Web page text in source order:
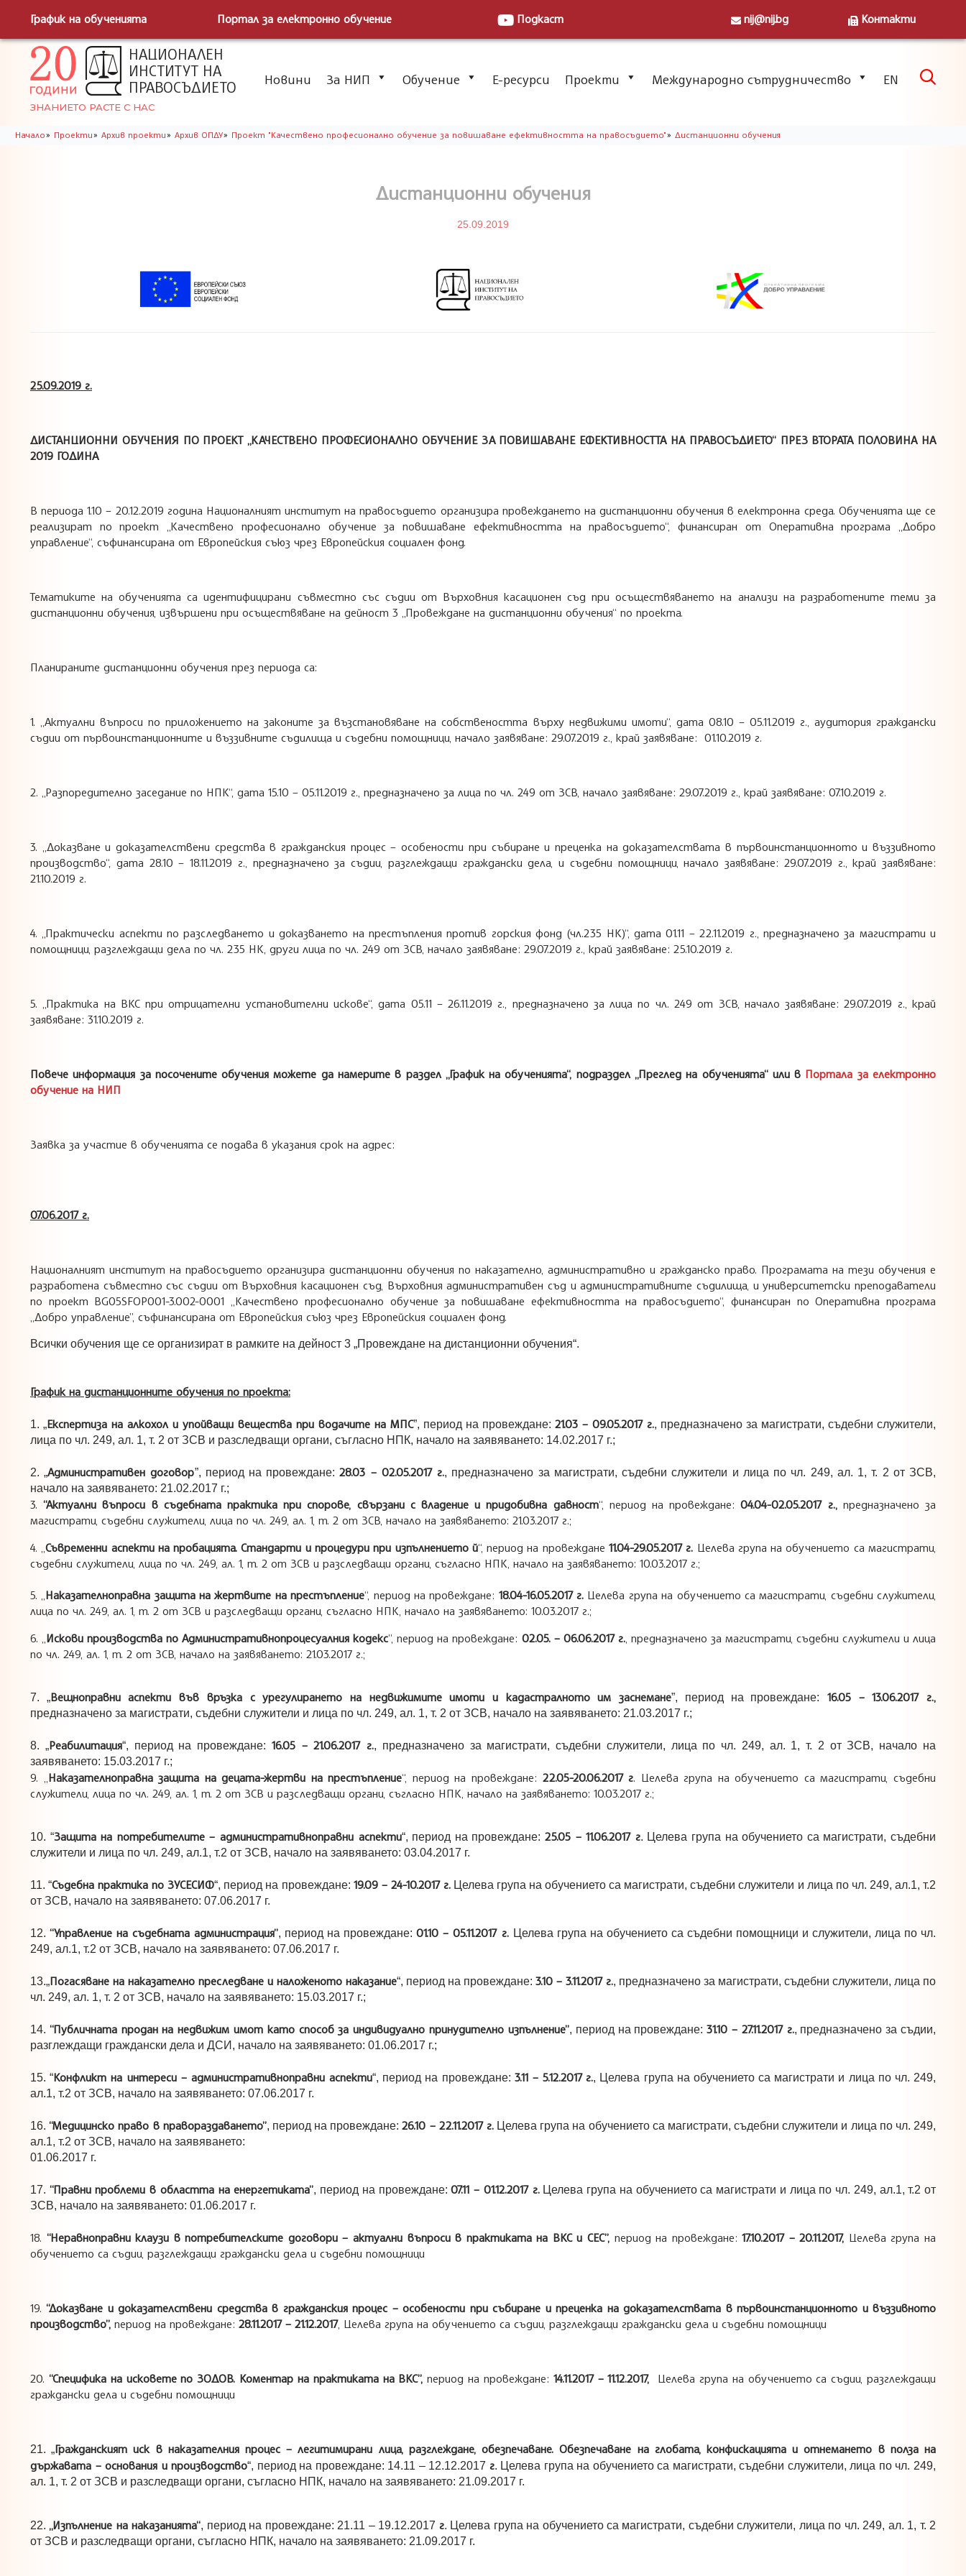
График на обученията Портал за електронно обучение Подкаст nij@nij.bg Контакти
НАЦИОНАЛЕН
ИНСТИТУТ НА
ПРАВОСЪДИЕТО
ЗНАНИЕТО РАСТЕ С НАС
Skip
Новини За НИП Обучение Е-ресурси Проекти Международно сътрудничество EN 
Начало» Проекти» Архив проекти» Архив ОПДУ» Проект "Качествено професионално обучение за повишаване ефективността на правосъдието"» Дистанционни обучения
Дистанционни обучения
25.09.2019
25.09.2019 г.
ДИСТАНЦИОННИ ОБУЧЕНИЯ ПО ПРОЕКТ „КАЧЕСТВЕНО ПРОФЕСИОНАЛНО ОБУЧЕНИЕ ЗА ПОВИШАВАНЕ ЕФЕКТИВНОСТТА НА ПРАВОСЪДИЕТО“ ПРЕЗ ВТОРАТА ПОЛОВИНА НА
2019 ГОДИНА
В периода 1.10 – 20.12.2019 година Националният институт на правосъдието организира провеждането на дистанционни обучения в електронна среда. Обученията ще се
реализират по проект „Качествено професионално обучение за повишаване ефективността на правосъдието“, финансиран от Оперативна програма „Добро
управление“, съфинансирана от Европейския съюз чрез Европейския социален фонд.
Тематиките на обученията са идентифицирани съвместно със съдии от Върховния касационен съд при осъществяването на анализи на разработените теми за
дистанционни обучения, извършени при осъществяване на дейност 3 „Провеждане на дистанционни обучения“ по проекта.
Планираните дистанционни обучения през периода са:
1. „Актуални въпроси по приложението на законите за възстановяване на собствеността върху недвижими имоти“, дата 08.10 – 05.11.2019 г., аудитория граждански
съдии от първоинстанционните и въззивните съдилища и съдебни помощници, начало заявяване: 29.07.2019 г., край заявяване: 01.10.2019 г.
2. „Разпоредително заседание по НПК“, дата 15.10 – 05.11.2019 г., предназначено за лица по чл. 249 от ЗСВ, начало заявяване: 29.07.2019 г., край заявяване: 07.10.2019 г.
3. „Доказване и доказателствени средства в гражданския процес – особености при събиране и преценка на доказателствата в първоинстанционното и въззивното
производство“, дата 28.10 – 18.11.2019 г., предназначено за съдии, разглеждащи граждански дела, и съдебни помощници, начало заявяване: 29.07.2019 г., край заявяване:
21.10.2019 г.
4. „Практически аспекти по разследването и доказването на престъпления против горския фонд (чл.235 НК)“, дата 01.11 – 22.11.2019 г., предназначено за магистрати и
помощници, разглеждащи дела по чл. 235 НК, други лица по чл. 249 от ЗСВ, начало заявяване: 29.07.2019 г., край заявяване: 25.10.2019 г.
5. „Практика на ВКС при отрицателни установителни искове“, дата 05.11 – 26.11.2019 г., предназначено за лица по чл. 249 от ЗСВ, начало заявяване: 29.07.2019 г., край
заявяване: 31.10.2019 г.
Повече информация за посочените обучения можете да намерите в раздел „График на обученията“, подраздел „Преглед на обученията“ или в Портала за електронно
обучение на НИП
Заявка за участие в обученията се подава в указания срок на адрес:
07.06.2017 г.
Националният институт на правосъдието организира дистанционни обучения по наказателно, административно и гражданско право. Програмата на тези обучения е
разработена съвместно със съдии от Върховния касационен съд, Върховния административен съд и административните съдилища, и университетски преподаватели
по проект BG05SFOP001-3.002-0001 „Качествено професионално обучение за повишаване ефективността на правосъдието“, финансиран по Оперативна програма
„Добро управление”, съфинансирана от Европейския съюз чрез Европейския социален фонд.
Всички обучения ще се организират в рамките на дейност 3 „Провеждане на дистанционни обучения“.
График на дистанционните обучения по проекта:
1. „Експертиза на алкохол и упойващи вещества при водачите на МПС”, период на провеждане: 21.03 – 09.05.2017 г., предназначено за магистрати, съдебни служители,
лица по чл. 249, ал. 1, т. 2 от ЗСВ и разследващи органи, съгласно НПК, начало на заявяването: 14.02.2017 г.;
2. „Административен договор”, период на провеждане:28.03 – 02.05.2017 г., предназначено за магистрати, съдебни служители и лица по чл. 249, ал. 1, т. 2 от ЗСВ,
начало на заявяването: 21.02.2017 г.;
3.“Актуални въпроси в съдебната практика при спорове, свързани с владение и придобивна давност“, период на провеждане:04.04-02.05.2017 г.,предназначено за
магистрати, съдебни служители, лица по чл. 249, ал. 1, т. 2 от ЗСВ, начало на заявяването: 21.03.2017 г.;
4. „Съвременни аспекти на пробацията. Стандарти и процедури при изпълнението й“, период на провеждане11.04-29.05.2017 г. Целева група на обучението са магистрати,
съдебни служители, лица по чл. 249, ал. 1, т. 2 от ЗСВ и разследващи органи, съгласно НПК, начало на заявяването: 10.03.2017 г.;
5. „ Наказателноправна защита на жертвите на престъпление“, период на провеждане: 18.04-16.05.2017 г. Целева група на обучението са магистрати, съдебни служители,
лица по чл. 249, ал. 1, т. 2 от ЗСВ и разследващи органи, съгласно НПК, начало на заявяването: 10.03.2017 г.;
6. „ Искови производства по Административнопроцесуалния кодекс”, период на провеждане: 02.05. – 06.06.2017 г., предназначено за магистрати, съдебни служители и лица
по чл. 249, ал. 1, т. 2 от ЗСВ, начало на заявяването: 21.03.2017 г.;
7. „Вещноправни аспекти във връзка с урегулирането на недвижимите имоти и кадастралното им заснемане”, период на провеждане: 16.05 – 13.06.2017 г.,
предназначено за магистрати, съдебни служители и лица по чл. 249, ал. 1, т. 2 от ЗСВ, начало на заявяването: 21.03.2017 г.;
8. „Реабилитация“, период на провеждане: 16.05 – 21.06.2017 г., предназначено за магистрати, съдебни служители, лица по чл. 249, ал. 1, т. 2 от ЗСВ, начало на
заявяването: 15.03.2017 г.;
9. „ Наказателноправна защита на децата-жертви на престъпление“, период на провеждане: 22.05-20.06.2017 г. Целева група на обучението са магистрати, съдебни
служители, лица по чл. 249, ал. 1, т. 2 от ЗСВ и разследващи органи, съгласно НПК, начало на заявяването: 10.03.2017 г.;
10. “Защита на потребителите – административноправни аспекти“, период на провеждане:25.05 – 11.06.2017 г. Целева група на обучението са магистрати, съдебни
служители и лица по чл. 249, ал.1, т.2 от ЗСВ, начало на заявяването: 03.04.2017 г.
11. “Съдебна практика по ЗУСЕСИФ“, период на провеждане: 19.09 – 24-10.2017 г.Целева група на обучението са магистрати, съдебни служители и лица по чл. 249, ал.1, т.2
от ЗСВ, начало на заявяването: 07.06.2017 г.
12.“Управление на съдебната администрация”, период на провеждане:01.10 – 05.11.2017 г. Целева група на обучението са съдебни помощници и служители, лица по чл.
249, ал.1, т.2 от ЗСВ, начало на заявяването: 07.06.2017 г.
13.„Погасяване на наказателно преследване и наложеното наказание“, период на провеждане: 3.10 – 3.11.2017 г., предназначено за магистрати, съдебни служители, лица по
чл. 249, ал. 1, т. 2 от ЗСВ, начало на заявяването: 15.03.2017 г.;
14. “Публичната продан на недвижим имот като способ за индивидуално принудително изпълнение”, период на провеждане:31.10 – 27.11.2017 г., предназначено за съдии,
разглеждащи граждански дела и ДСИ, начало на заявяването: 01.06.2017 г.;
15. “Конфликт на интереси – административноправни аспекти“, период на провеждане: 3.11 – 5.12.2017 г., Целева група на обучението са магистрати и лица по чл. 249,
ал.1, т.2 от ЗСВ, начало на заявяването: 07.06.2017 г.
16.“Медицинско право в правораздаването”, период на провеждане:26.10 – 22.11.2017 г.Целева група на обучението са магистрати, съдебни служители и лица по чл. 249,
ал.1, т.2 от ЗСВ, начало на заявяването:
01.06.2017 г.
17. “Правни проблеми в областта на енергетиката”, период на провеждане:07.11 – 01.12.2017 г.Целева група на обучението са магистрати и лица по чл. 249, ал.1, т.2 от
ЗСВ, начало на заявяването: 01.06.2017 г.
18. “Неравноправни клаузи в потребителските договори – актуални въпроси в практиката на ВКС и СЕС”, период на провеждане: 17.10.2017 – 20.11.2017, Целева група на
обучението са съдии, разглеждащи граждански дела и съдебни помощници
19.“Доказване и доказателствени средства в гражданския процес – особености при събиране и преценка на доказателствата в първоинстанционното и въззивното
производство”, период на провеждане: 28.11.2017 – 21.12.2017, Целева група на обучението са съдии, разглеждащи граждански дела и съдебни помощници
20. “Специфика на исковете по ЗОДОВ. Коментар на практиката на ВКС”,период на провеждане: 14.11.2017 – 11.12.2017,
Целева група на обучението са съдии, разглеждащи
граждански дела и съдебни помощници
21. „Гражданският иск в наказателния процес – легитимирани лица, разглеждане, обезпечаване. Обезпечаване на глобата, конфискацията и отнемането в полза на
държавата – основания и производство“, период на провеждане: 14.11 – 12.12.2017 г. Целева група на обучението са магистрати, съдебни служители, лица по чл. 249,
ал. 1, т. 2 от ЗСВ и разследващи органи, съгласно НПК, начало на заявяването: 21.09.2017 г.
22. „Изпълнение на наказанията“, период на провеждане: 21.11 – 19.12.2017 г. Целева група на обучението са магистрати, съдебни служители, лица по чл. 249, ал. 1, т. 2
от ЗСВ и разследващи органи, съгласно НПК, начало на заявяването: 21.09.2017 г.